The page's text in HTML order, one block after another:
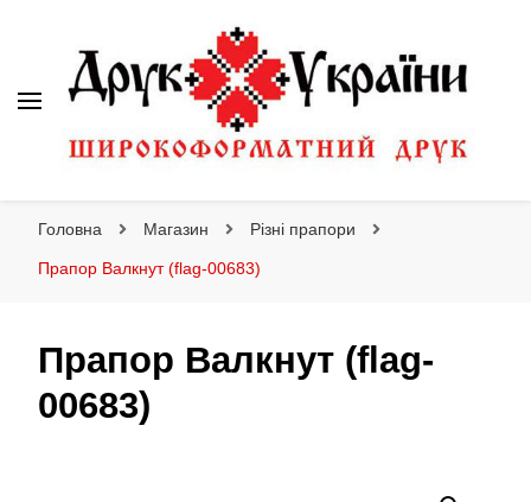
Головна Магазин Різні прапори
Прапор Валкнут (flag-00683)
Прапор Валкнут (flag-
00683)